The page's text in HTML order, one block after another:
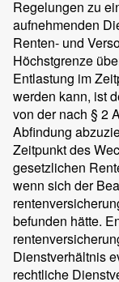
Regelungen zu
aufnehmenden
Renten- und
Höchstgrenze
Entlastung im
werden kann, ist
von der nach § 2
Abfindung
Zeitpunkt des
gesetzlichen
wenn sich der
befunden hätte.
Dienstverhältnis
rechtliche